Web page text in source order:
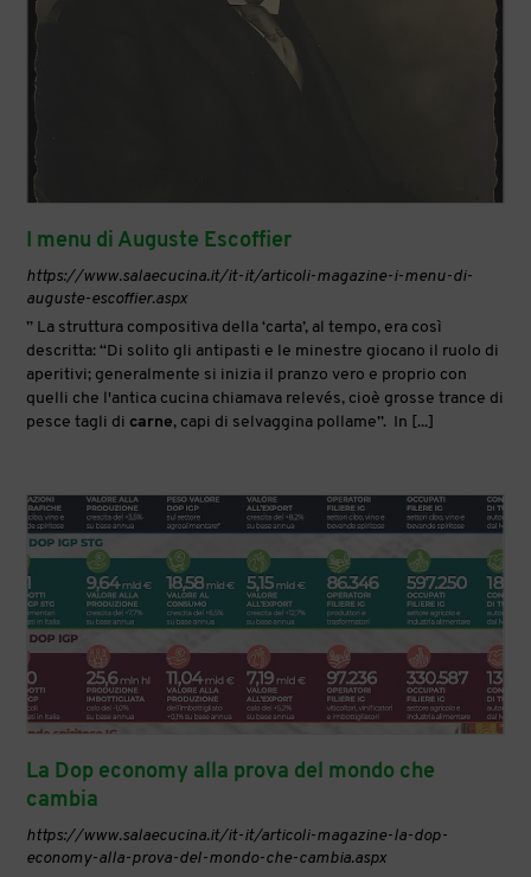
I menu di Auguste Escoffier
https://www.salaecucina.it/it-it/articoli-magazine-i-menu-di-
auguste-escoffier.aspx
” La struttura compositiva della ‘carta’, al tempo, era così
descritta: “Di solito gli antipasti e le minestre giocano il ruolo di
aperitivi; generalmente si inizia il pranzo vero e proprio con
quelli che l'antica cucina chiamava relevés, cioè grosse trance di
pesce tagli di carne, capi di selvaggina pollame”. In [...]
La Dop economy alla prova del mondo che
cambia
https://www.salaecucina.it/it-it/articoli-magazine-la-dop-
economy-alla-prova-del-mondo-che-cambia.aspx